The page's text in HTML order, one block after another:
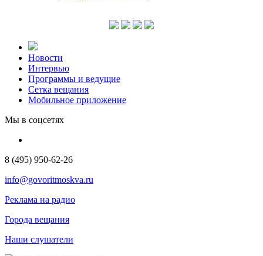
Новости
Интервью
Программы и ведущие
Сетка вещания
Мобильное приложение
Мы в соцсетях
8 (495) 950-62-26
info@govoritmoskva.ru
Реклама на радио
Города вещания
Наши слушатели